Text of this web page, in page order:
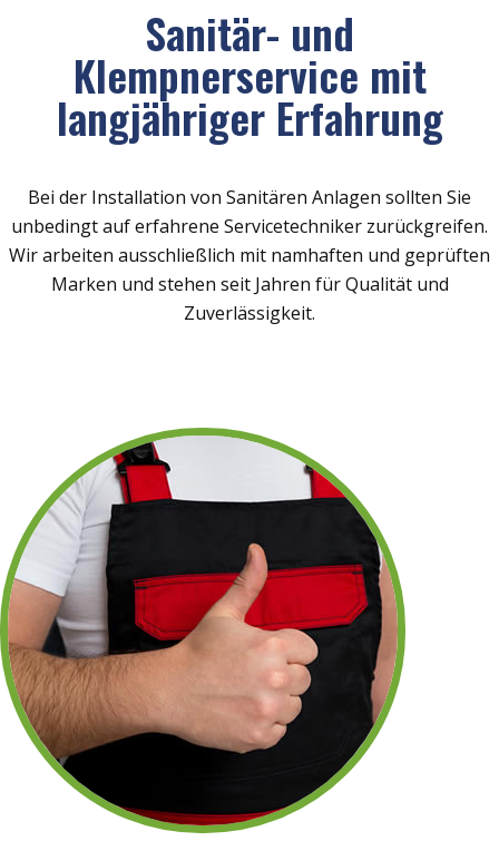
Sanitär- und
Klempnerservice mit
langjähriger Erfahrung
Bei der Installation von Sanitären Anlagen sollten Sie
unbedingt auf erfahrene Servicetechniker zurückgreifen.
Wir arbeiten ausschließlich mit namhaften und geprüften
Marken und stehen seit Jahren für Qualität und
Zuverlässigkeit.